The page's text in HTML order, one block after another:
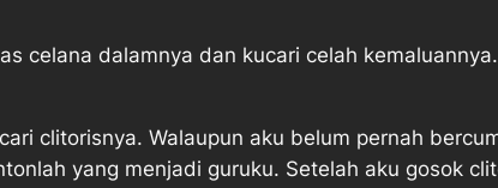
celana dalamnya dan kucari celah
clitorisnya. Walaupun aku belum pernah
yang menjadi guruku. Setelah aku gosok